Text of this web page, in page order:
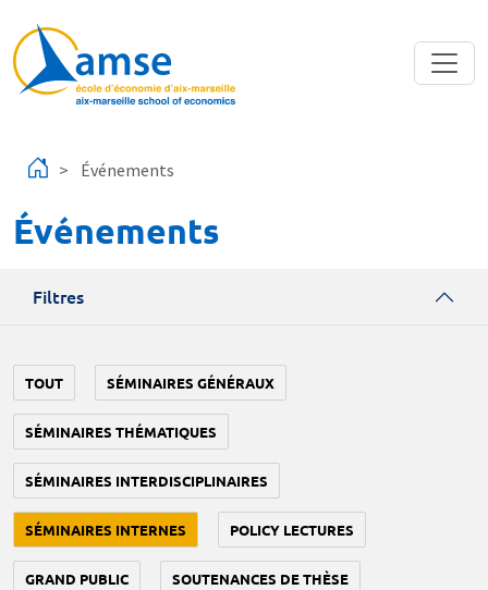
Événements
Événements
Filtres
TOUT SÉMINAIRES GÉNÉRAUX
SÉMINAIRES THÉMATIQUES
SÉMINAIRES INTERDISCIPLINAIRES
SÉMINAIRES INTERNES POLICY LECTURES
GRAND PUBLIC SOUTENANCES DE THÈSE